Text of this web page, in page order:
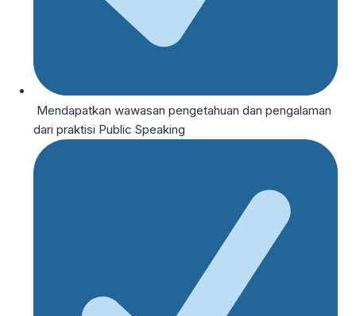
Mendapatkan wawasan pengetahuan dan pengalaman
dari praktisi Public Speaking